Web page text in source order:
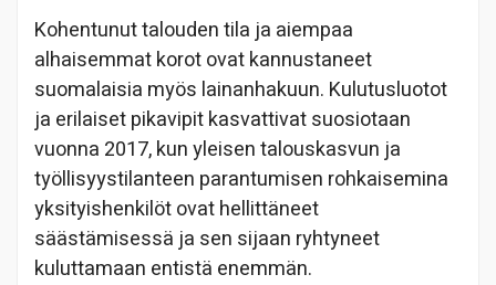
Kohentunut talouden tila ja aiempaa
alhaisemmat korot ovat kannustaneet
suomalaisia myös lainanhakuun. Kulutusluotot
ja erilaiset pikavipit kasvattivat suosiotaan
vuonna 2017, kun yleisen talouskasvun ja
työllisyystilanteen parantumisen rohkaisemina
yksityishenkilöt ovat hellittäneet
säästämisessä ja sen sijaan ryhtyneet
kuluttamaan entistä enemmän.